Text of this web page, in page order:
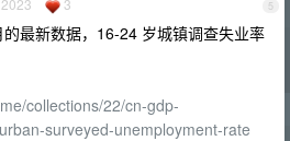
5
3
最新数据，16-24 岁城镇调查失业率
collections/22/cn-gdp-
surveyed-unemployment-rate